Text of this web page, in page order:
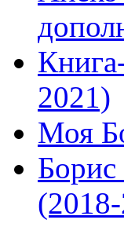
2021)
Моя